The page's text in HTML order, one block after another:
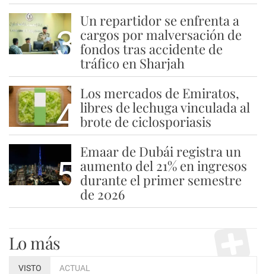
3
Un repartidor se enfrenta a
cargos por malversación de
fondos tras accidente de
tráfico en Sharjah
4
Los mercados de Emiratos,
libres de lechuga vinculada al
brote de ciclosporiasis
5
Emaar de Dubái registra un
aumento del 21% en ingresos
durante el primer semestre
de 2026
Lo más
VISTO ACTUAL